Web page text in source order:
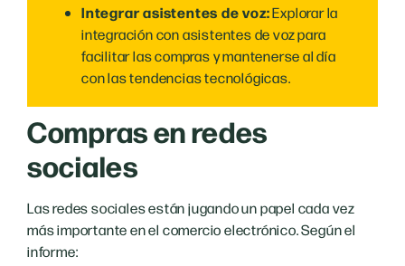
Integrar asistentes de voz:Explorar la
integración con asistentes de voz para
facilitar las compras y mantenerse al día
con las tendencias tecnológicas.
Compras en redes
sociales
Las redes sociales están jugando un papel cada vez
más importante en el comercio electrónico. Según el
informe: